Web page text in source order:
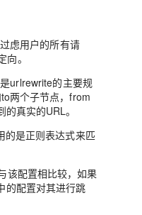
虑用户的所有请
。
urlrewrite的主要规
两个子节点，from
真实的URL。
的是正则表达式来匹
该配置相比较，如果
的配置对其进行跳